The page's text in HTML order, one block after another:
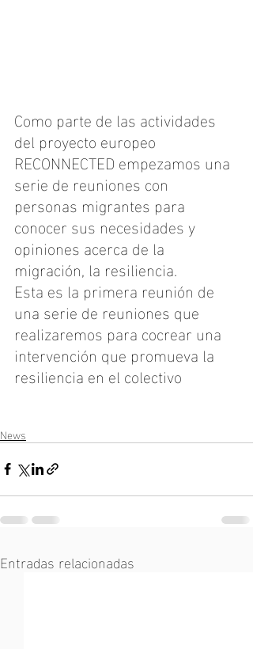
Como parte de las actividades
del proyecto europeo
RECONNECTED empezamos una
serie de reuniones con
personas migrantes para
conocer sus necesidades y
opiniones acerca de la
migración, la resiliencia.
Esta es la primera reunión de
una serie de reuniones que
realizaremos para cocrear una
intervención que promueva la
resiliencia en el colectivo
News
Entradas relacionadas